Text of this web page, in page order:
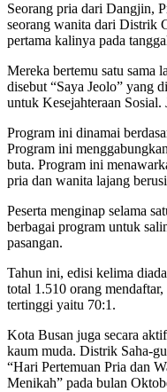
Seorang pria dari Dangjin,
seorang wanita dari Distrik
pertama kalinya pada
Mereka bertemu satu sama
disebut “Saya Jeolo” yang
untuk Kesejahteraan
Program ini dinamai
Program ini
buta. Program ini
pria dan wanita lajang
Peserta menginap selama
berbagai program untuk
pasangan.
Tahun ini, edisi kelima
total 1.510 orang
tertinggi yaitu 70:1.
Kota Busan juga secara
kaum muda. Distrik Saha-
“Hari Pertemuan Pria dan
Menikah” pada bulan